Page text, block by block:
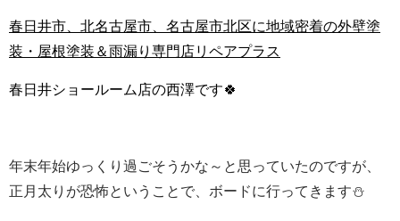
春日井市、北名古屋市、名古屋市北区に地域密着の外壁塗
装・屋根塗装＆雨漏り専門店リペアプラス
春日井ショールーム店の西澤です🍀
年末年始ゆっくり過ごそうかな～と思っていたのですが、
正月太りが恐怖ということで、ボードに行ってきます⛄